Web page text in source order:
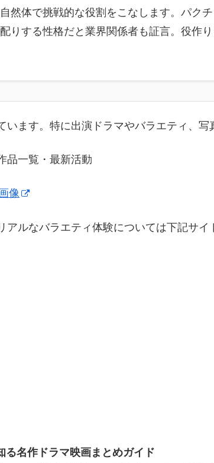
然体で挑戦的な役割をこなします。パク
りする性格だと業界関係者も証言。役作
ます。特に出演ドラマやバラエティ、写
品一覧・最新活動
像
ルなバラエティ体験については下記サイ
る名作ドラマ映画まとめガイド